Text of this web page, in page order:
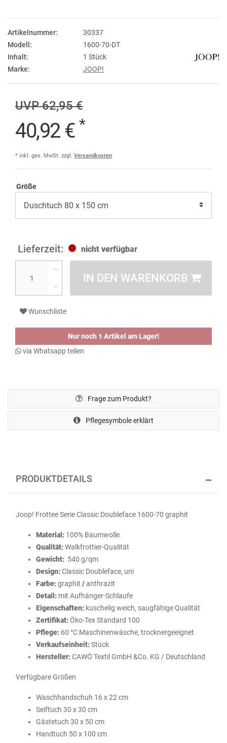
Artikelnummer:
30337
Modell:
1600-70-DT
Inhalt:
1 Stück
Marke:
JOOP!
UVP 62,95 €
40,92 € *
* inkl. ges. MwSt. zzgl. Versandkosten
Größe
nicht verfügbar
IN DEN WARENKORB
Wunschliste
Nur noch 1 Artikel am Lager!
via Whatsapp teilen
Frage zum Produkt?
Pflegesymbole erklärt
PRODUKTDETAILS
Joop! Frottee Serie Classic Doubleface 1600-70 graphit
Material: 100% Baumwolle
Qualität:Walkfrottier-Qualität
Gewicht: 540 g/qm
Design:Classic Doubleface, uni
Farbe:graphit /anthrazit
Detail: mit Aufhänger-Schlaufe
Eigenschaften: kuschelig weich, saugfähige Qualität
Zertifikat:Öko-Tex Standard 100
Pflege: 60 °C Maschinenwäsche, trocknergeeignet
Verkaufseinheit:Stück
Hersteller:CAWÖ Textil GmbH &Co. KG / Deutschland
Verfügbare Größen
Waschhandschuh 16 x 22 cm
Seiftuch 30 x 30 cm
Gästetuch 30 x 50 cm
Handtuch 50 x 100 cm